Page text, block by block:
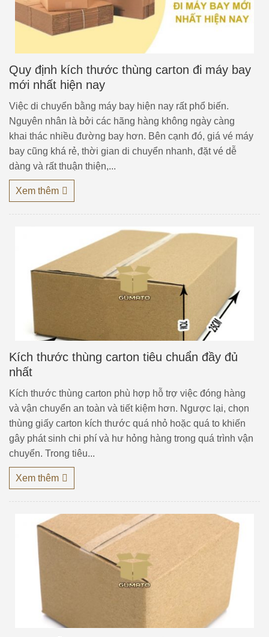
Quy định kích thước thùng carton đi máy bay
mới nhất hiện nay
Việc di chuyển bằng máy bay hiện nay rất phổ biến.
Nguyên nhân là bởi các hãng hàng không ngày càng
khai thác nhiều đường bay hơn. Bên cạnh đó, giá vé máy
bay cũng khá rẻ, thời gian di chuyển nhanh, đặt vé dễ
dàng và rất thuận thiện,...
Xem thêm
Kích thước thùng carton tiêu chuẩn đầy đủ
nhất
Kích thước thùng carton phù hợp hỗ trợ việc đóng hàng
và vận chuyển an toàn và tiết kiệm hơn. Ngược lại, chọn
thùng giấy carton kích thước quá nhỏ hoặc quá to khiến
gây phát sinh chi phí và hư hỏng hàng trong quá trình vận
chuyển. Trong tiêu...
Xem thêm